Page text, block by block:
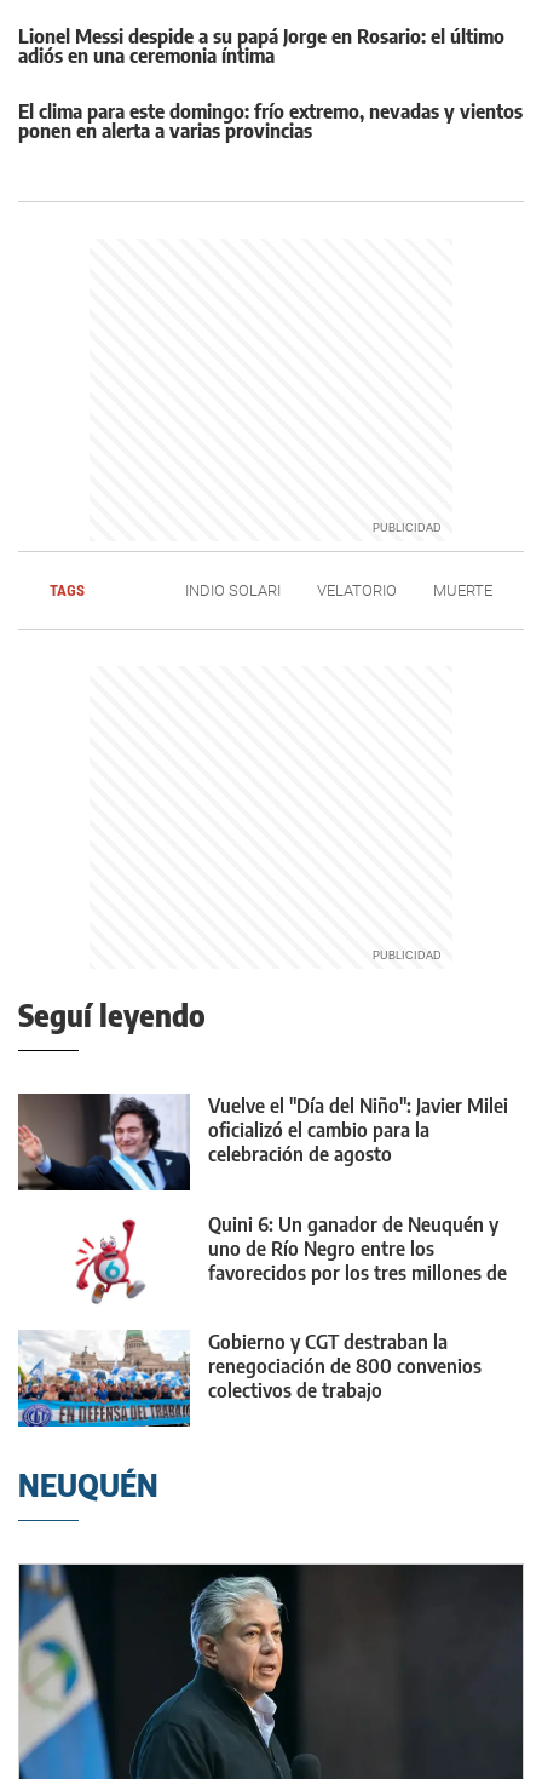
Lionel Messi despide a su papá Jorge en Rosario: el último
adiós en una ceremonia íntima
El clima para este domingo: frío extremo, nevadas y vientos
ponen en alerta a varias provincias
TAGS INDIO SOLARI VELATORIO MUERTE
Seguí leyendo
Vuelve el "Día del Niño": Javier Milei
oficializó el cambio para la
celebración de agosto
Quini 6: Un ganador de Neuquén y
uno de Río Negro entre los
favorecidos por los tres millones de
Gobierno y CGT destraban la
renegociación de 800 convenios
colectivos de trabajo
NEUQUÉN